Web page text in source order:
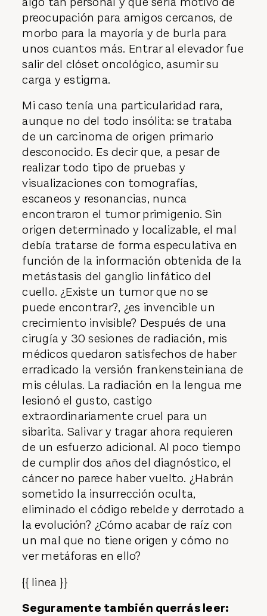
preocupación para amigos cercanos, de
morbo para la mayoría y de burla para
unos cuantos más. Entrar al elevador fue
salir del clóset oncológico, asumir su
carga y estigma.
Mi caso tenía una particularidad rara,
aunque no del todo insólita: se trataba
de un carcinoma de origen primario
desconocido. Es decir que, a pesar de
realizar todo tipo de pruebas y
visualizaciones con tomografías,
escaneos y resonancias, nunca
encontraron el tumor primigenio. Sin
origen determinado y localizable, el mal
debía tratarse de forma especulativa en
función de la información obtenida de la
metástasis del ganglio linfático del
cuello. ¿Existe un tumor que no se
puede encontrar?, ¿es invencible un
crecimiento invisible? Después de una
cirugía y 30 sesiones de radiación, mis
médicos quedaron satisfechos de haber
erradicado la versión frankensteiniana de
mis células. La radiación en la lengua me
lesionó el gusto, castigo
extraordinariamente cruel para un
sibarita. Salivar y tragar ahora requieren
de un esfuerzo adicional. Al poco tiempo
de cumplir dos años del diagnóstico, el
cáncer no parece haber vuelto. ¿Habrán
sometido la insurrección oculta,
eliminado el código rebelde y derrotado a
la evolución? ¿Cómo acabar de raíz con
un mal que no tiene origen y cómo no
ver metáforas en ello?
{{ linea }}
Seguramente también querrás leer: